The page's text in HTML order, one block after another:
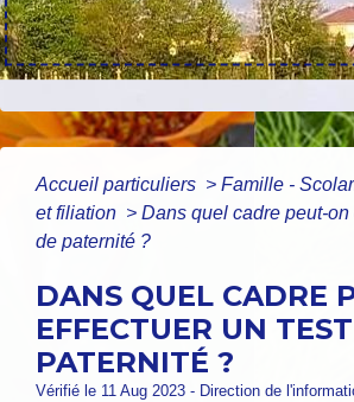
Accueil particuliers > Famille -
et filiation > Dans quel cadre peut-on
de paternité ?
DANS QUEL CADRE
EFFECTUER UN
PATERNITÉ ?
Vérifié le 11 Aug 2023 - Direction de